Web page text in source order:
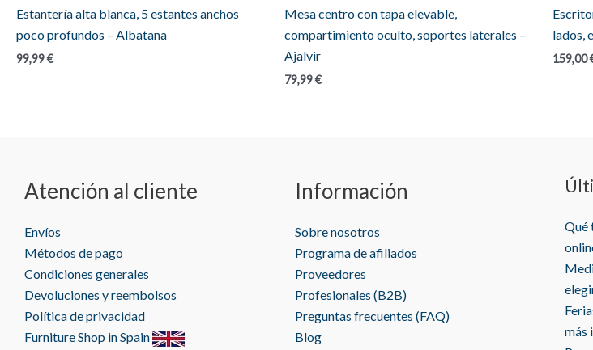
Estantería alta blanca, 5 estantes anchos
poco profundos – Albatana
99,99€
Mesa centro con tapa elevable,
compartimiento oculto, soportes laterales –
Ajalvir
79,99€
lados,
159,00
Atención al cliente
Envíos
Métodos de pago
Condiciones generales
Devoluciones y reembolsos
Política de privacidad
Furniture Shop in Spain
Información
Sobre nosotros
Programa de afiliados
Proveedores
Profesionales (B2B)
Preguntas frecuentes (FAQ)
Blog
Qué
más